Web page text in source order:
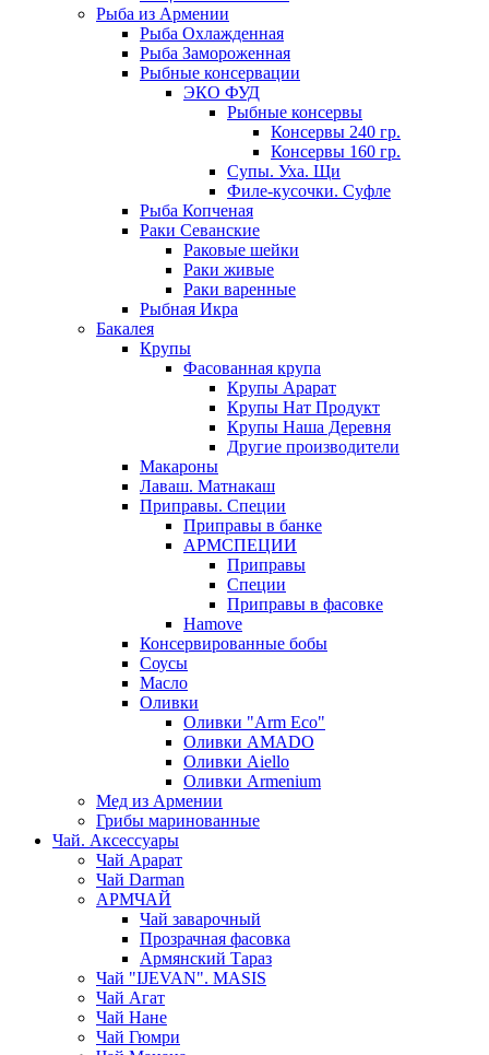
Рыба из Армении
Рыба Охлажденная
Рыба Замороженная
Рыбные консервации
ЭКО ФУД
Рыбные консервы
Консервы 240 гр.
Консервы 160 гр.
Супы. Уха. Щи
Филе-кусочки. Суфле
Рыба Копченая
Раки Севанские
Раковые шейки
Раки живые
Раки варенные
Рыбная Икра
Бакалея
Крупы
Фасованная крупа
Крупы Арарат
Крупы Нат Продукт
Крупы Наша Деревня
Другие производители
Макароны
Лаваш. Матнакаш
Приправы. Специи
Приправы в банке
АРМСПЕЦИИ
Приправы
Специи
Приправы в фасовке
Hamove
Консервированные бобы
Соусы
Масло
Оливки
Оливки "Arm Eco"
Оливки AMADO
Оливки Aiello
Оливки Armenium
Мед из Армении
Грибы маринованные
Чай. Аксессуары
Чай Арарат
Чай Darman
АРМЧАЙ
Чай заварочный
Прозрачная фасовка
Армянский Тараз
Чай "IJEVAN". MASIS
Чай Агат
Чай Нане
Чай Гюмри